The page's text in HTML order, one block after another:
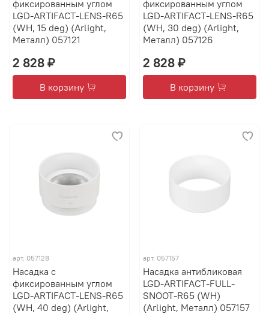
фиксированным углом
LGD-ARTIFACT-LENS-R65
(WH, 15 deg) (Arlight,
Металл) 057121
2 828 ₽
В корзину
фиксированным углом
LGD-ARTIFACT-LENS-R65
(WH, 30 deg) (Arlight,
Металл) 057126
2 828 ₽
В корзину
арт. 057128
Насадка с
фиксированным углом
LGD-ARTIFACT-LENS-R65
(WH, 40 deg) (Arlight,
арт. 057157
Насадка антибликовая
LGD-ARTIFACT-FULL-
SNOOT-R65 (WH)
(Arlight, Металл) 057157